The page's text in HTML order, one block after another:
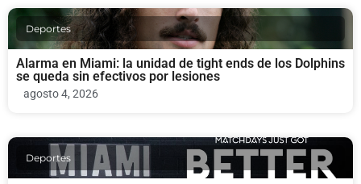
Deportes
Alarma en Miami: la unidad de tight ends de los Dolphins
se queda sin efectivos por lesiones
agosto 4, 2026
Deportes